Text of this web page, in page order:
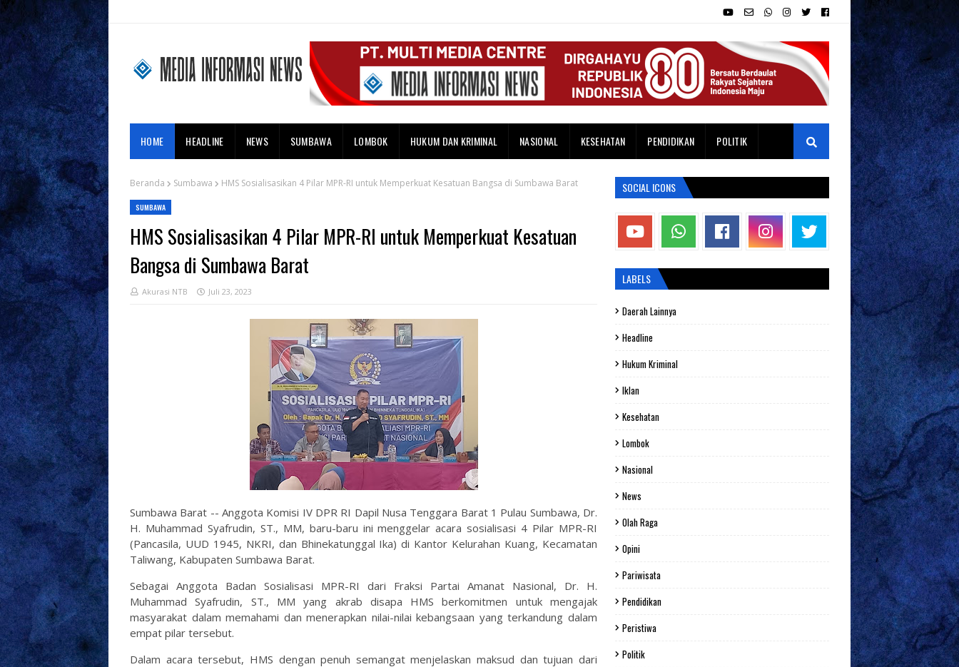
HOME HEADLINE NEWS SUMBAWA LOMBOK HUKUM DAN KRIMINAL NASIONAL KESEHATAN PENDIDIKAN POLITIK
Beranda Sumbawa HMS Sosialisasikan 4 Pilar MPR-RI untuk Memperkuat Kesatuan Bangsa di Sumbawa Barat
SUMBAWA
HMS Sosialisasikan 4 Pilar MPR-RI untuk Memperkuat Kesatuan
Bangsa di Sumbawa Barat
Akurasi NTB Juli 23, 2023
Sumbawa Barat -- Anggota Komisi IV DPR RI Dapil Nusa Tenggara Barat 1 Pulau Sumbawa, Dr.
H. Muhammad Syafrudin, ST., MM, baru-baru ini menggelar acara sosialisasi 4 Pilar MPR-RI
(Pancasila, UUD 1945, NKRI, dan Bhinekatunggal Ika) di Kantor Kelurahan Kuang, Kecamatan
Taliwang, Kabupaten Sumbawa Barat.
Sebagai Anggota Badan Sosialisasi MPR-RI dari Fraksi Partai Amanat Nasional, Dr. H.
Muhammad Syafrudin, ST., MM yang akrab disapa HMS berkomitmen untuk mengajak
masyarakat dalam memahami dan menerapkan nilai-nilai kebangsaan yang terkandung dalam
empat pilar tersebut.
Dalam acara tersebut, HMS dengan penuh semangat menjelaskan maksud dan tujuan dari
SOCIAL ICONS
LABELS
Daerah Lainnya
Headline
Hukum Kriminal
Iklan
Kesehatan
Lombok
Nasional
News
Olah Raga
Opini
Pariwisata
Pendidikan
Peristiwa
Politik